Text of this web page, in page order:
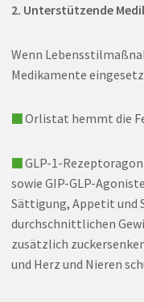
2. Unterstützende
Wenn
Medikamente
■Orlistat hemmt die
■GLP-1-
sowie GIP-GLP-
Sättigung, Appetit und
durchschnittlichen
zusätzlich
und Herz und Nieren